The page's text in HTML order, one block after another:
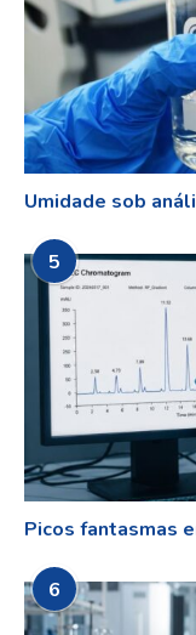
Umidade sob
5
Picos fantasmas
6